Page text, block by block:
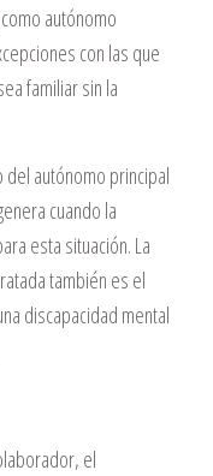
autónomo
con las que
familiar sin la
del autónomo principal
cuando la
esta situación. La
también es el
discapacidad mental
el